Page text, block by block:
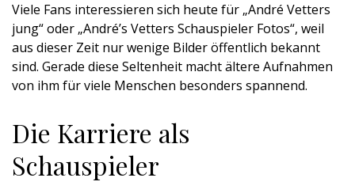
Viele Fans interessieren sich heute für „André Vetters
jung“ oder „André’s Vetters Schauspieler Fotos“, weil
aus dieser Zeit nur wenige Bilder öffentlich bekannt
sind. Gerade diese Seltenheit macht ältere Aufnahmen
von ihm für viele Menschen besonders spannend.
Die Karriere als
Schauspieler